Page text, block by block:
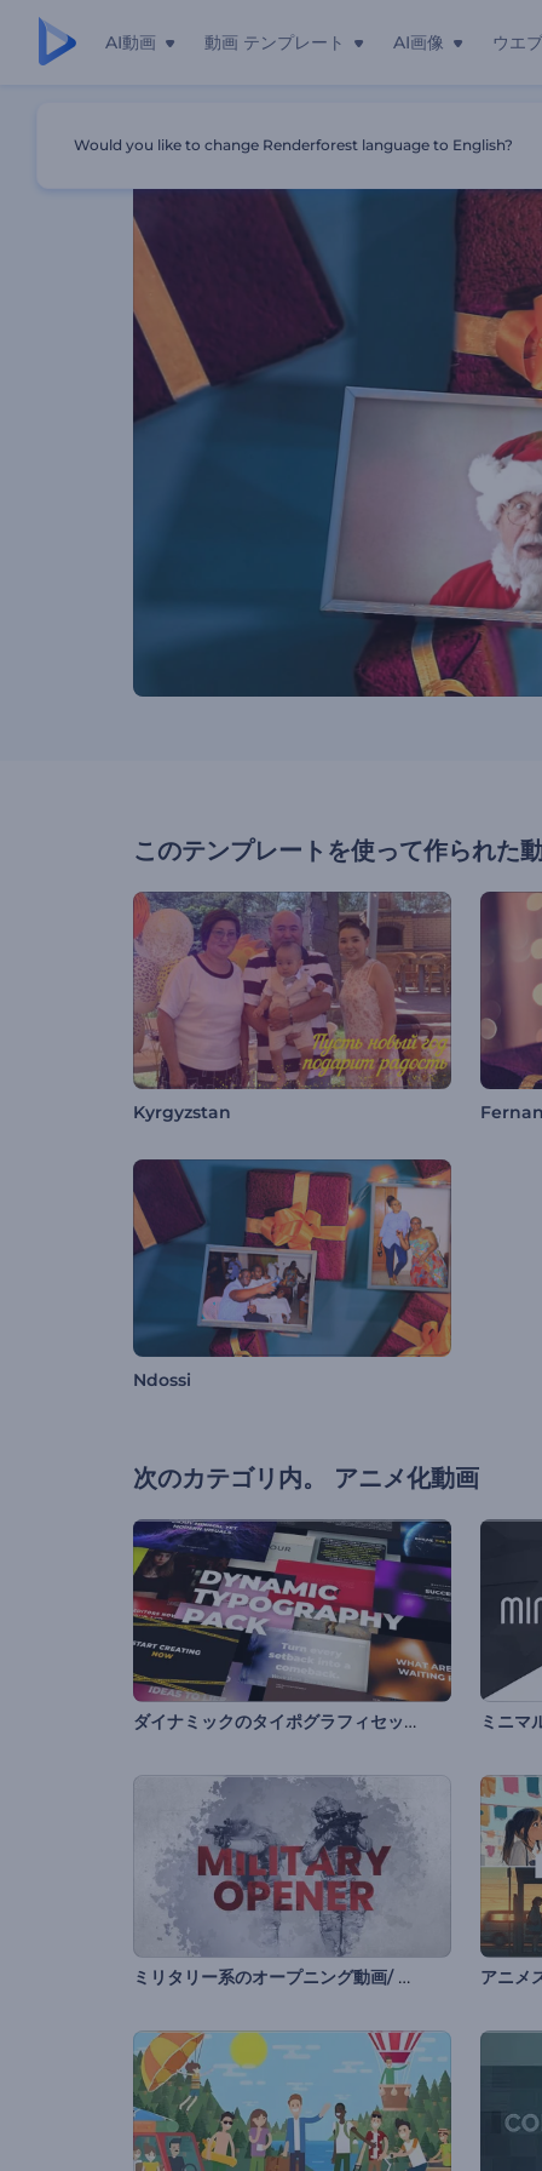
AI動画 動画 テンプレート AI画像 ウエ
このテンプレートを使って作られた
Kyrgyzstan
Ndossi
次のカテゴリ内。 アニメ化動画
ダイナミックのタイポグラフィセット ミニマ
ミリタリー系のオープニング動画/ 勝利の日 アニメ
Would you like to change Renderforest language to English?